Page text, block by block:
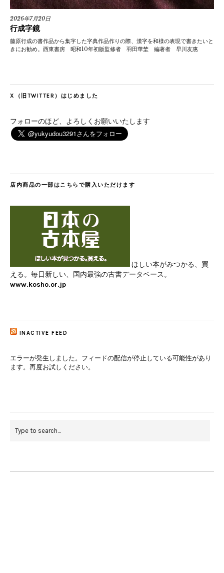
2026年7月20日
行成字鏡
藤原行成の書作品から集字した字典作品作りの際、漢字を和様の表現で書きたいと
きにお勧め。西東書房 昭和10年初版監修者 羽田華埜 編著者 早川友惠
X（旧TWITTER）はじめました
フォローのほど、よろしくお願いいたします
店内商品の一部はこちらで購入いただけます
ほしい本がみつかる、買
える。毎日新しい、国内最強の古書データベース。
www.kosho.or.jp
INACTIVE FEED
エラーが発生しました。フィードの配信が停止している可能性があり
ます。再度お試しください。